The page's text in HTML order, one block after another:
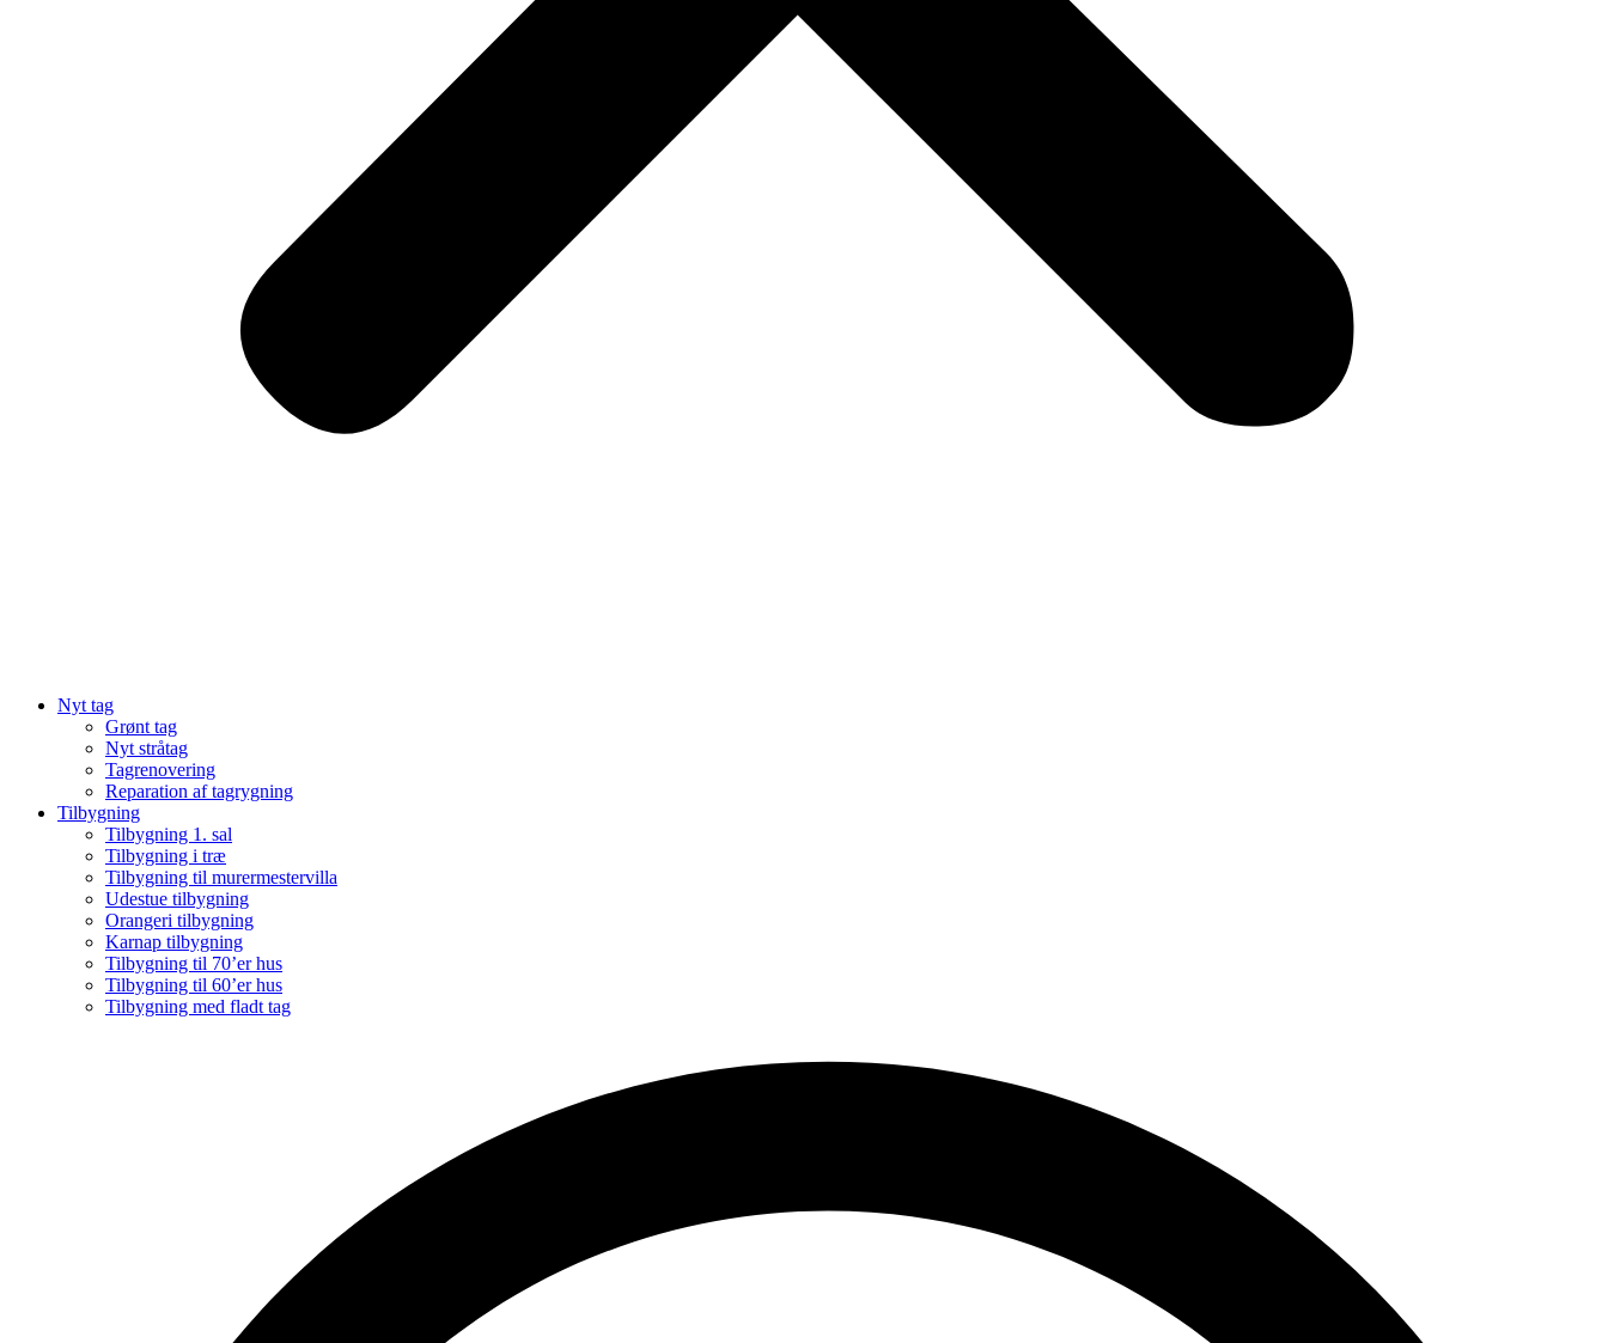
Nyt tag
Grønt tag
Nyt stråtag
Tagrenovering
Reparation af tagrygning
Tilbygning
Tilbygning 1. sal
Tilbygning i træ
Tilbygning til murermestervilla
Udestue tilbygning
Orangeri tilbygning
Karnap tilbygning
Tilbygning til 70’er hus
Tilbygning til 60’er hus
Tilbygning med fladt tag